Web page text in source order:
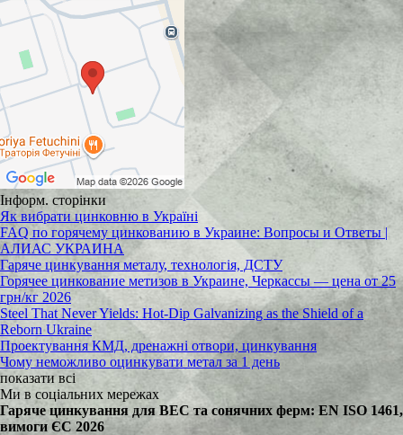
Інформ. сторінки
Як вибрати цинковню в Україні
FAQ по горячему цинкованию в Украине: Вопросы и Ответы |
АЛИАС УКРАИНА
Гаряче цинкування металу, технологія, ДСТУ
Горячее цинкование метизов в Украине, Черкассы — цена от 25
грн/кг 2026
Steel That Never Yields: Hot-Dip Galvanizing as the Shield of a
Reborn Ukraine
Проектування КМД, дренажні отвори, цинкування
Чому неможливо оцинкувати метал за 1 день
показати всі
Ми в соціальних мережах
Гаряче цинкування для ВЕС та сонячних ферм: EN ISO 1461,
вимоги ЄС 2026